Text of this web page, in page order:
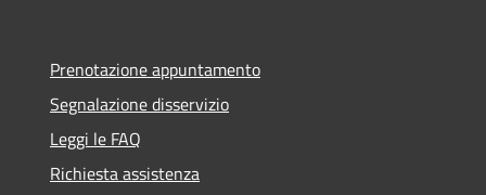
Prenotazione appuntamento
Segnalazione disservizio
Leggi le FAQ
Richiesta assistenza